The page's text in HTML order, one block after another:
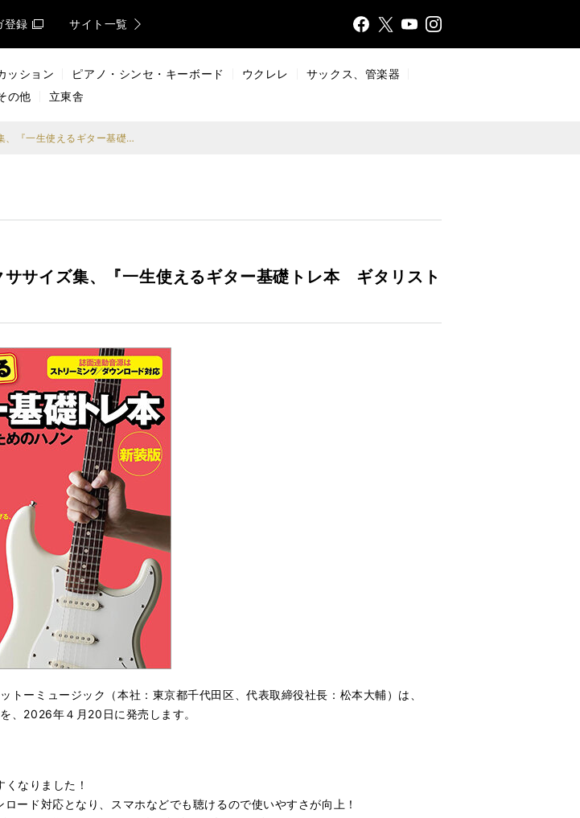
登録 サイト一覧
FaceX
YouTInsta
ッション ピアノ・シンセ・キーボード ウクレレ
サックス、管楽器
の他 立東舎
思い通りにギターが弾けるようになる米国式エクササイズ集、『一生使えるギター基礎トレ本 ギタリストためのハノン』の新装版が登場！
サイズ集、『一生使えるギター基礎トレ本 ギタリスト
ーミュージック（本社：東京都千代田区、代表取締役社長：松本大輔）は、
を、2026年４月20日に発売します。
なりました！
ード対応となり、スマホなどでも聴けるので使いやすさが向上！